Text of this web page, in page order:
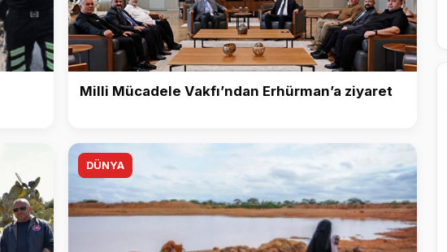
Milli Mücadele Vakfı’ndan Erhürman’a ziyaret
DÜNYA